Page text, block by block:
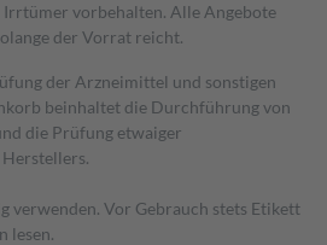
vorbehalten. Alle Angebote
der Vorrat reicht.
der Arzneimittel und sonstigen
beinhaltet die Durchführung von
die Prüfung etwaiger
verwenden. Vor Gebrauch stets Etikett
lesen.